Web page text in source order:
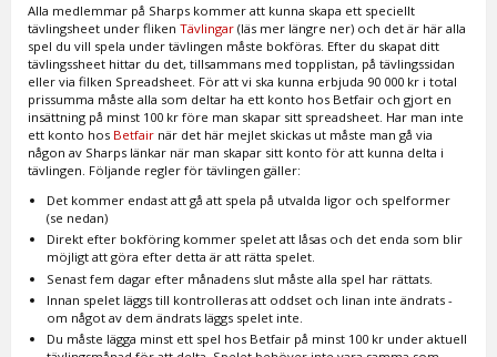
Alla medlemmar på Sharps kommer att kunna skapa ett speciellt
tävlingsheet under flikenTävlingar (läs mer längre ner) och det är här alla
spel du vill spela under tävlingen måste bokföras. Efter du skapat ditt
tävlingssheet hittar du det, tillsammans med topplistan, på tävlingssidan
eller via filken Spreadsheet. För att vi ska kunna erbjuda 90 000 kr i total
prissumma måste alla som deltar ha ett konto hos Betfair och gjort en
insättning på minst 100 kr före man skapar sitt spreadsheet. Har man inte
ett konto hos Betfair när det här mejlet skickas ut måste man gå via
någon av Sharps länkar när man skapar sitt konto för att kunna delta i
tävlingen. Följande regler för tävlingen gäller:
Det kommer endast att gå att spela på utvalda ligor och spelformer
(se nedan)
Direkt efter bokföring kommer spelet att låsas och det enda som blir
möjligt att göra efter detta är att rätta spelet.
Senast fem dagar efter månadens slut måste alla spel har rättats.
Innan spelet läggs till kontrolleras att oddset och linan inte ändrats -
om något av dem ändrats läggs spelet inte.
Du måste lägga minst ett spel hos Betfair på minst 100 kr under aktuell